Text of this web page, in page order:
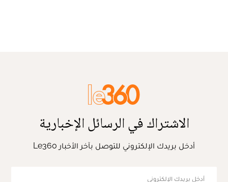
الاشتراك في الرسائل الإخبارية
أدخل بريدك الإلكتروني للتوصل بآخر الأخبار Le360